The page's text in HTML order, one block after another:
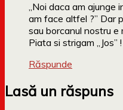
„Noi daca am ajunge
am face altfel ?” Dar
sau borcanul nostru e
Piata si strigam „Jos”
Răspunde
Lasă un răspuns